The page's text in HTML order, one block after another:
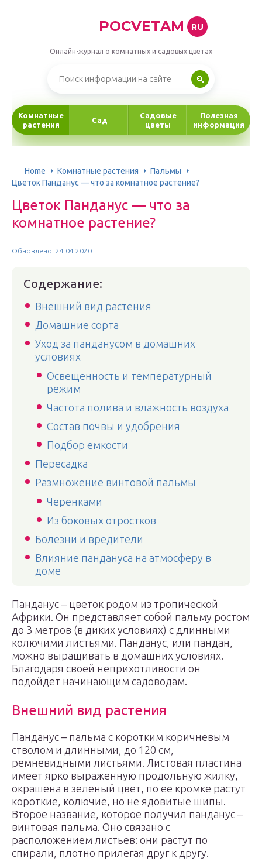
POCVETAM RU
Онлайн-журнал о комнатных и садовых цветах
Комнатные
растения
Сад
Садовые
цветы
Полезная
информация
Home Комнатные растения
Пальмы
Цветок Панданус — что за комнатное растение?
Цветок Панданус — что за
комнатное растение?
Обновлено: 24.04.2020
Содержание:
Внешний вид растения
Домашние сорта
Уход за панданусом в домашних
условиях
Освещенность и температурный
режим
Частота полива и влажность воздуха
Состав почвы и удобрения
Подбор емкости
Пересадка
Размножение винтовой пальмы
Черенками
Из боковых отростков
Болезни и вредители
Влияние пандануса на атмосферу в
доме
Панданус – цветок родом из тропической
Африки. Он представляет собой пальму ростом
до 3 метров (в диких условиях) с длинными
колючими листьями. Панданус, или пандан,
можно выращивать в домашних условиях.
Благодаря своей неприхотливости он
подойдет начинающим садоводам.
Внешний вид растения
Панданус – пальма с коротким коричневым
стволом и длинными, до 120 см,
ремневидными листьями. Листовая пластина
имеет ярко выраженную продольную жилку,
окрашена в зеленый цвет, по ее кромке растут
короткие, колючие, но не ядовитые шипы.
Второе название, которое получил панданус –
винтовая пальма. Оно связано с
расположением листьев: они растут по
спирали, плотно прилегая друг к другу.